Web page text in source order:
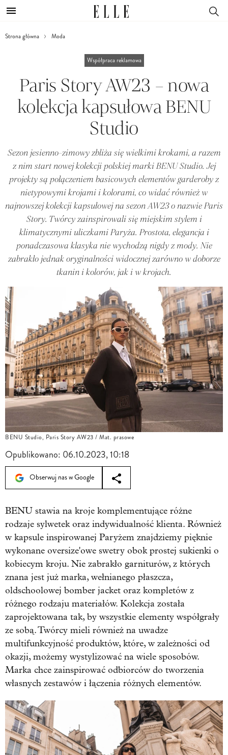
Strona główna Moda
Współpraca reklamowa
Paris Story AW23 – nowa
kolekcja kapsułowa BENU
Studio
Sezon jesienno-zimowy zbliża się wielkimi krokami, a razem
z nim start nowej kolekcji polskiej marki BENU Studio. Jej
projekty są połączeniem basicowych elementów garderoby z
nietypowymi krojami i kolorami, co widać również w
najnowszej kolekcji kapsułowej na sezon AW23 o nazwie Paris
Story. Twórcy zainspirowali się miejskim stylem i
klimatycznymi uliczkami Paryża. Prostota, elegancja i
ponadczasowa klasyka nie wychodzą nigdy z mody. Nie
zabrakło jednak oryginalności widocznej zarówno w doborze
tkanin i kolorów, jak i w krojach.
BENU Studio, Paris Story AW23 / Mat. prasowe
Opublikowano: 06.10.2023, 10:18
Obserwuj nas w Google
BENU stawia na kroje komplementujące różne
rodzaje sylwetek oraz indywidualność klienta. Również
w kapsule inspirowanej Paryżem znajdziemy pięknie
wykonane oversize'owe swetry obok prostej sukienki o
kobiecym kroju. Nie zabrakło garniturów, z których
znana jest już marka, wełnianego płaszcza,
oldschoolowej bomber jacket oraz kompletów z
różnego rodzaju materiałów. Kolekcja została
zaprojektowana tak, by wszystkie elementy współgrały
ze sobą. Twórcy mieli również na uwadze
multifunkcyjność produktów, które, w zależności od
okazji, możemy wystylizować na wiele sposobów.
Marka chce zainspirować odbiorców do tworzenia
własnych zestawów i łączenia różnych elementów.